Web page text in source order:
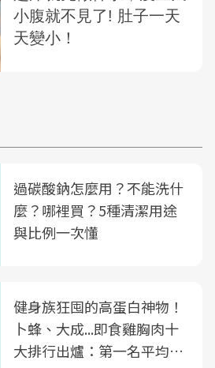
過碳酸鈉怎麼用？不能洗什
麼？哪裡買？5種清潔用途
與比例一次懂
健身族狂囤的高蛋白神物！
卜蜂、大成...即食雞胸肉十
大排行出爐：第一名平均一